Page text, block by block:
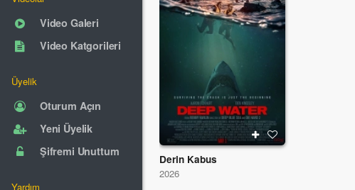
Video Galeri
Video Katgorileri
Üyelik
Oturum Açın
Yeni Üyelik
Şifremi Unuttum
Yardım
Derin Kabus
2026